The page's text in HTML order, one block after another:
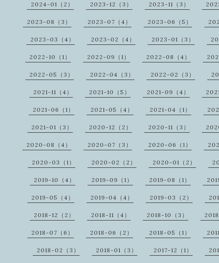
2024-01（2） 2023-12（3） 2023-11（3）
2023-08（3） 2023-07（4） 2023-06（5）
2023-03（4） 2023-02（4） 2023-01（3）
2022-10（1） 2022-09（1） 2022-08（4）
2022-05（3） 2022-04（3） 2022-02（3）
2021-11（4） 2021-10（5） 2021-09（4）
2021-06（1） 2021-05（4） 2021-04（1）
2021-01（3） 2020-12（2） 2020-11（3）
2020-08（4） 2020-07（3） 2020-06（1）
2020-03（1） 2020-02（2） 2020-01（2）
2019-10（4） 2019-09（1） 2019-08（1）
2019-05（4） 2019-04（4） 2019-03（2）
2018-12（2） 2018-11（4） 2018-10（3）
2018-07（6） 2018-06（2） 2018-05（1）
2018-02（3） 2018-01（3） 2017-12（1）